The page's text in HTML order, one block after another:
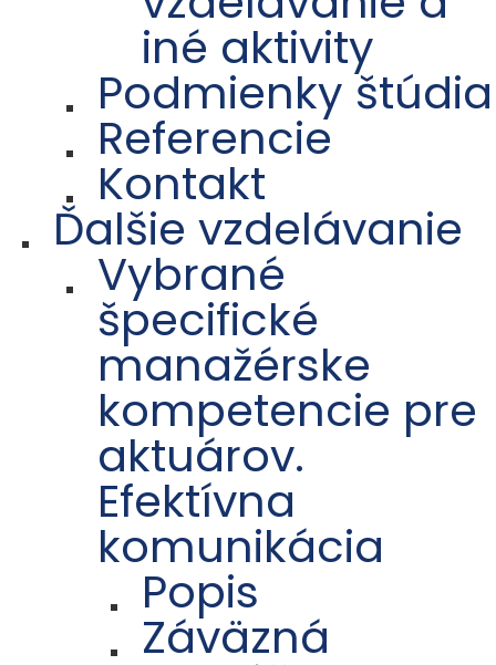
iné aktivity
Podmienky štúdia
Referencie
Kontakt
Ďalšie vzdelávanie
Vybrané
špecifické
manažérske
kompetencie pre
aktuárov.
Efektívna
komunikácia
Popis
Záväzná